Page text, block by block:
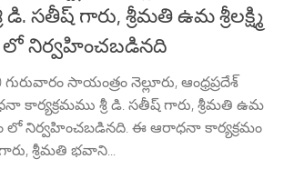
డి. సతీష్ గారు, శ్రీమతి ఉమ శ్రీలక్ష్మి
లో నిర్వహించబడినది
సాయంత్రం నెల్లూరు, ఆంధ్రప్రదేశ్
కార్యక్రమము శ్రీ డి. సతీష్ గారు, శ్రీమతి ఉమ
లో నిర్వహించబడినది. ఈ ఆరాధనా కార్యక్రమం
శ్రీమతి భవాని...